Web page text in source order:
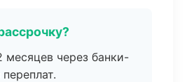
месяцев через банки-